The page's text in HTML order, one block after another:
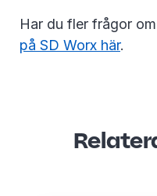
Har du fler frågor om
på SD Worx här.